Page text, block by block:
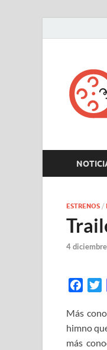
ESTRENOS /
4
c
e
b
i
t
t
Más
himno
más